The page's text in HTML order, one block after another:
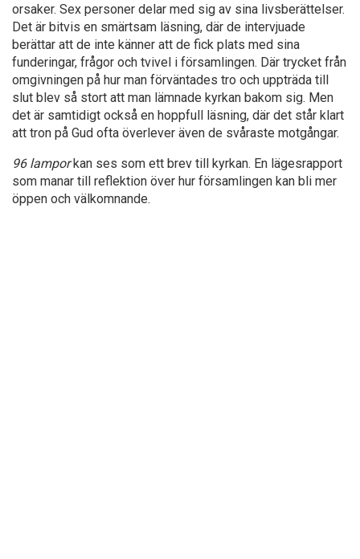
orsaker. Sex personer delar med sig av sina livsberättelser.
Det är bitvis en smärtsam läsning, där de intervjuade
berättar att de inte känner att de fick plats med sina
funderingar, frågor och tvivel i församlingen. Där trycket från
omgivningen på hur man förväntades tro och uppträda till
slut blev så stort att man lämnade kyrkan bakom sig. Men
det är samtidigt också en hoppfull läsning, där det står klart
att tron på Gud ofta överlever även de svåraste motgångar.
96 lamporkan ses som ett brev till kyrkan. En lägesrapport
som manar till reflektion över hur församlingen kan bli mer
öppen och välkomnande.